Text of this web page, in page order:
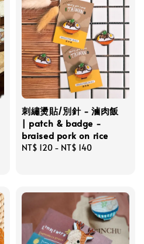
刺繡燙貼/別針 - 滷肉飯
| patch & badge -
braised pork on rice
Regular
NT$ 120 - NT$ 140